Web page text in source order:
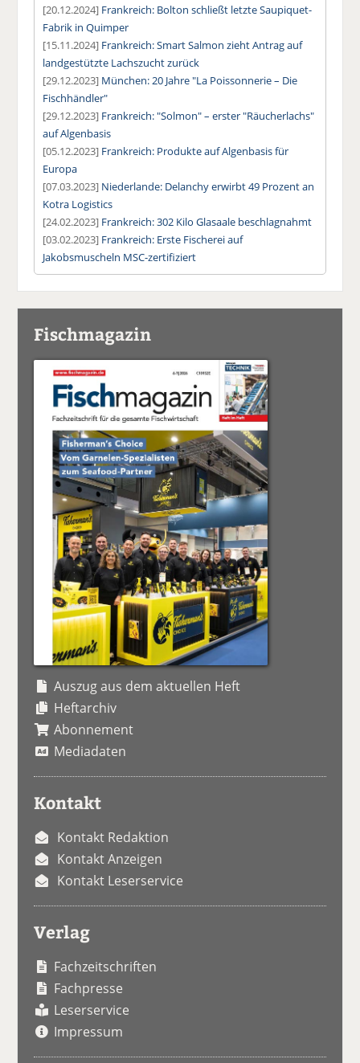
[20.12.2024] Frankreich: Bolton schließt letzte Saupiquet-
Fabrik in Quimper
[15.11.2024] Frankreich: Smart Salmon zieht Antrag auf
landgestützte Lachszucht zurück
[29.12.2023] München: 20 Jahre "La Poissonnerie – Die
Fischhändler"
[29.12.2023] Frankreich: "Solmon" – erster "Räucherlachs"
auf Algenbasis
[05.12.2023] Frankreich: Produkte auf Algenbasis für
Europa
[07.03.2023] Niederlande: Delanchy erwirbt 49 Prozent an
Kotra Logistics
[24.02.2023] Frankreich: 302 Kilo Glasaale beschlagnahmt
[03.02.2023] Frankreich: Erste Fischerei auf
Jakobsmuscheln MSC-zertifiziert
Fischmagazin
Auszug aus dem aktuellen Heft
Heftarchiv
Abonnement
Mediadaten
Kontakt
Kontakt Redaktion
Kontakt Anzeigen
Kontakt Leserservice
Verlag
Fachzeitschriften
Fachpresse
Leserservice
Impressum